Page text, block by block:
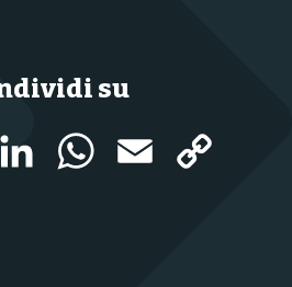
su
LinkedIn WhatsAppEmail